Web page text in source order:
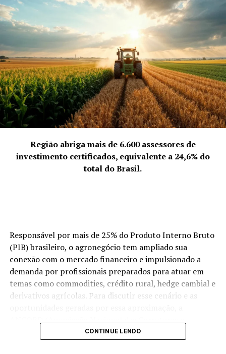
O charme ganhou o país. No público, você tem a
rapaziada mais jovem que dança passinho, aquele
negócio todo, tem um pessoal mais velho, de new jack
swing, 35 a 40 anos, e os saudosistas mesmo, que
pegaram o movimento do início e preferem o repertório
mais antigo, do final dos anos 70 e início dos 80. Isso só
vem a somar, são três tribos em uma só, comemora ele.
pobre e mora na Zona Norte é ir ou para o samba, ou
para o pagode, ou para o charme. Se você perguntar
Região abriga mais de 6.600 assessores de
investimento certificados, equivalente a 24,6% do
total do Brasil.
Responsável por mais de 25% do Produto Interno Bruto
(PIB) brasileiro, o agronegócio tem ampliado sua
conexão com o mercado financeiro e impulsionado a
demanda por profissionais preparados para atuar em
temas como commodities, crédito rural, hedge cambial e
derivativos agrícolas. Para discutir esse cenário e as
Distribuidoras de Títulos e Valores Mobiliários, Câmbio e
CONTINUE LENDO